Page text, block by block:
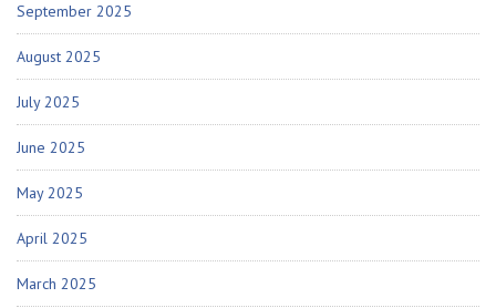
September 2025
August 2025
July 2025
June 2025
May 2025
April 2025
March 2025